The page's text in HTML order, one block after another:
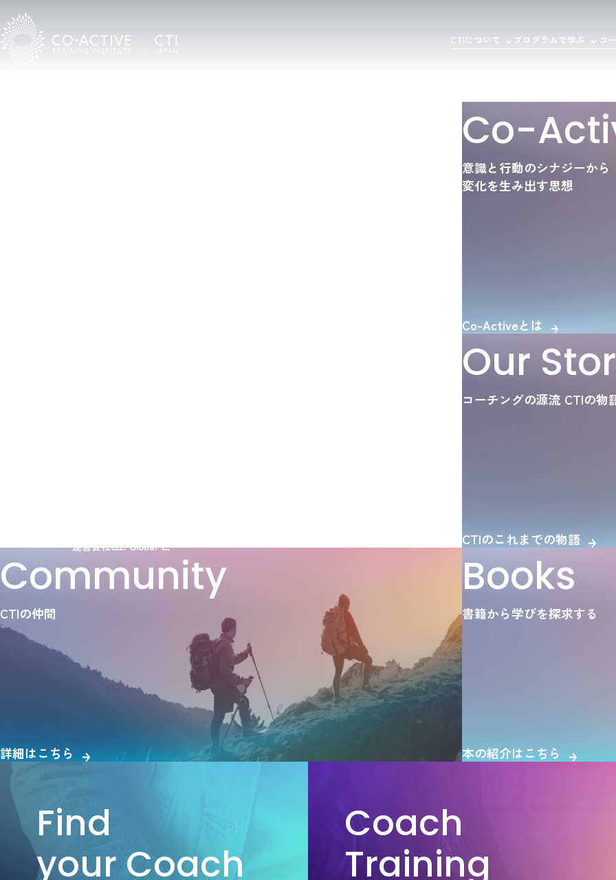
CTIについて プログラムで学ぶ コ
運営会社CTI Global
Co-
意識と行動のシナジーから
変化を生み出す思想
Co-Activeとは
Our
コーチングの源流 CTIの物
CTIのこれまでの物語
Community
CTIの仲間
詳細はこちら
Books
書籍から学びを探求する
本の紹介はこちら
Find
your Coach
Coach
Training